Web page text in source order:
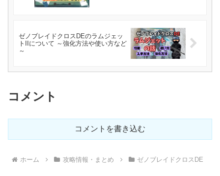
ゼノブレイドクロスDEのラムジェッ
トIIについて ～強化方法や使い方など
～
コメント
コメントを書き込む
ホーム 攻略情報・まとめ ゼノブレイドクロスDE